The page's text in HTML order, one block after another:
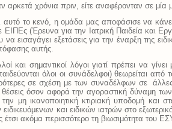
αρκετά χρόνια πριν, είτε αναφέρονταν σε μία
αυτό το κενό, η ομάδα μας αποφάσισε να
(Έρευνα για την Ιατρική Παιδεία και
να εισαγάγει εξετάσεις για την έναρξη της
αυτής.
και σημαντικοί λόγοι γιατί πρέπει να
όλοι οι συνάδελφοι) θεωρείται
σε σχέση με των συναδέλφων σε
θέσεις όσον αφορά την αγοραστική δύναμη
μη ικανοποιητική κτιριακή υποδομή και
και ειδικών ιατρών στο
έτσι ακόμα περισσότερο τη βιωσιμότητα του